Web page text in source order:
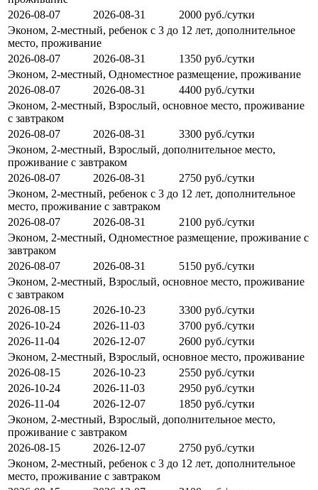
2026-08-07
2026-08-31
2000 руб./сутки
Эконом, 2-местный, ребенок с 3 до 12 лет, дополнительное
место, проживание
2026-08-07
2026-08-31
1350 руб./сутки
Эконом, 2-местный, Одноместное размещение, проживание
2026-08-07
2026-08-31
4400 руб./сутки
Эконом, 2-местный, Взрослый, основное место, проживание
с завтраком
2026-08-07
2026-08-31
3300 руб./сутки
Эконом, 2-местный, Взрослый, дополнительное место,
проживание с завтраком
2026-08-07
2026-08-31
2750 руб./сутки
Эконом, 2-местный, ребенок с 3 до 12 лет, дополнительное
место, проживание с завтраком
2026-08-07
2026-08-31
2100 руб./сутки
Эконом, 2-местный, Одноместное размещение, проживание с
завтраком
2026-08-07
2026-08-31
5150 руб./сутки
Эконом, 2-местный, Взрослый, основное место, проживание
с завтраком
2026-08-15
2026-10-23
3300 руб./сутки
2026-10-24
2026-11-03
3700 руб./сутки
2026-11-04
2026-12-07
2600 руб./сутки
Эконом, 2-местный, Взрослый, основное место, проживание
2026-08-15
2026-10-23
2550 руб./сутки
2026-10-24
2026-11-03
2950 руб./сутки
2026-11-04
2026-12-07
1850 руб./сутки
Эконом, 2-местный, Взрослый, дополнительное место,
проживание с завтраком
2026-08-15
2026-12-07
2750 руб./сутки
Эконом, 2-местный, ребенок с 3 до 12 лет, дополнительное
место, проживание с завтраком